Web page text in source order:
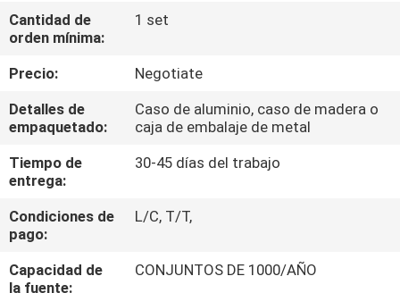
CONTROL
DE
CALIDAD
MAPA
DEL
SITIO
POLÍTICAS
Cantidad de
orden mínima:
1 set
Precio:
Negotiate
Detalles de
empaquetado:
Caso de aluminio, caso de madera o
caja de embalaje de metal
Tiempo de
entrega:
30-45 días del trabajo
Condiciones de
pago:
L/C, T/T,
Capacidad de
la fuente:
CONJUNTOS DE 1000/AÑO